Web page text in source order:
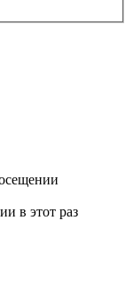
в этот раз